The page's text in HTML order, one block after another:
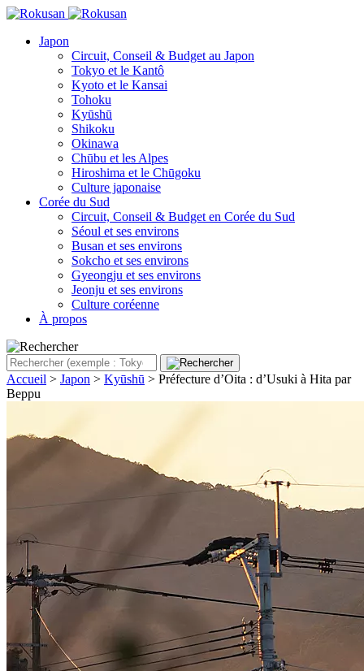
Japon
Circuit, Conseil & Budget au Japon
Tokyo et le Kantô
Kyoto et le Kansai
Tohoku
Kyūshū
Shikoku
Okinawa
Chūbu et les Alpes
Hiroshima et le Chūgoku
Culture japonaise
Corée du Sud
Circuit, Conseil & Budget en Corée du Sud
Séoul et ses environs
Busan et ses environs
Sokcho et ses environs
Gyeongju et ses environs
Jeonju et ses environs
Culture coréenne
À propos
Accueil > Japon > Kyūshū > Préfecture d’Oita : d’Usuki à Hita par
Beppu